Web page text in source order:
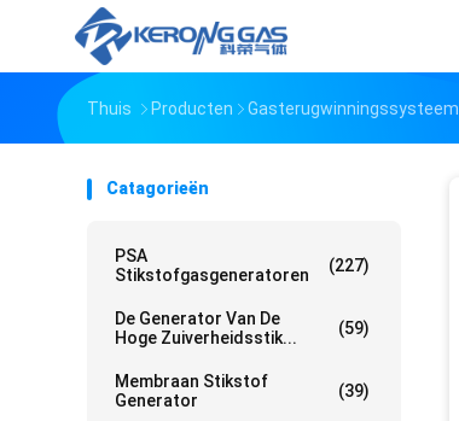
Thuis Producten Gasterugwinningssysteem
Catagorieën
PSA
Stikstofgasgeneratoren
(227)
De Generator Van De
Hoge Zuiverheidsstik...
(59)
Membraan Stikstof
Generator
(39)